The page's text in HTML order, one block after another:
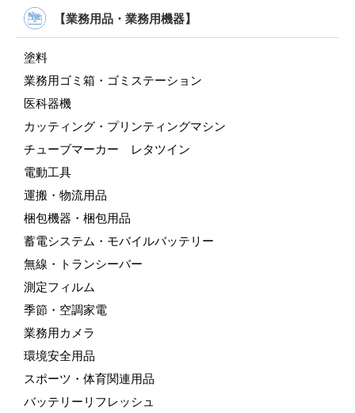
【業務用品・業務用機器】
塗料
業務用ゴミ箱・ゴミステーション
医科器機
カッティング・プリンティングマシン
チューブマーカー レタツイン
電動工具
運搬・物流用品
梱包機器・梱包用品
蓄電システム・モバイルバッテリー
無線・トランシーバー
測定フィルム
季節・空調家電
業務用カメラ
環境安全用品
スポーツ・体育関連用品
バッテリーリフレッシュ